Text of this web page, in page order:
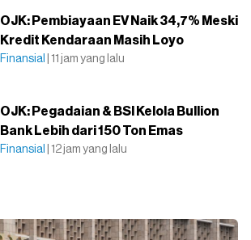
OJK: Pembiayaan EV Naik 34,7% Meski
Kredit Kendaraan Masih Loyo
Finansial | 11 jam yang lalu
OJK: Pegadaian & BSI Kelola Bullion
Bank Lebih dari 150 Ton Emas
Finansial | 12 jam yang lalu